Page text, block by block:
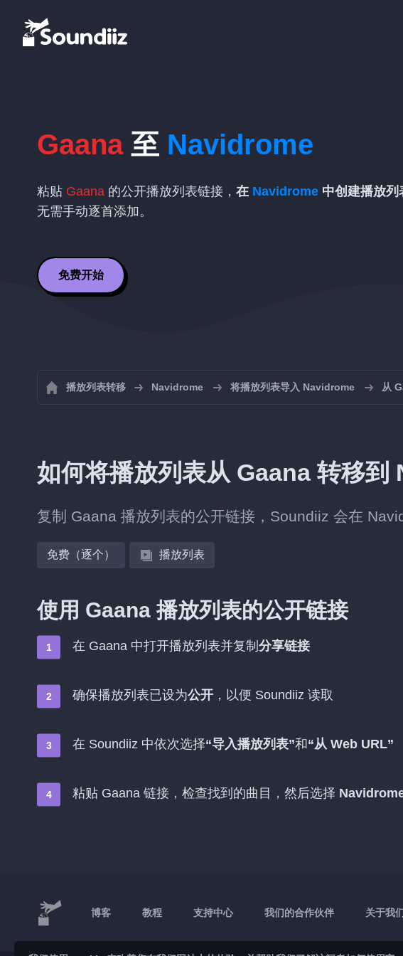
Gaana至 Navidrome
粘贴 Gaana 的公开播放列表链接， 在 Navidrome 中创建播放列
无需手动逐首添加。
免费开始
播放列表转移 Navidrome 将播放列表导入 Navidrome 从
如何将播放列表从 Gaana 转移到
复制 Gaana 播放列表的公开链接，Soundiiz 会在
免费（逐个） 播放列表
使用 Gaana 播放列表的公开链接
在 Gaana 中打开播放列表并复制 分享链接
确保播放列表已设为公开 ，以便 Soundiiz 读取
在 Soundiiz 中依次选择“导入播放列表”和“从 Web URL”
粘贴 Gaana 链接，检查找到的曲目，然后选择
博客 教程 支持中心 我们的合作伙伴 关于我